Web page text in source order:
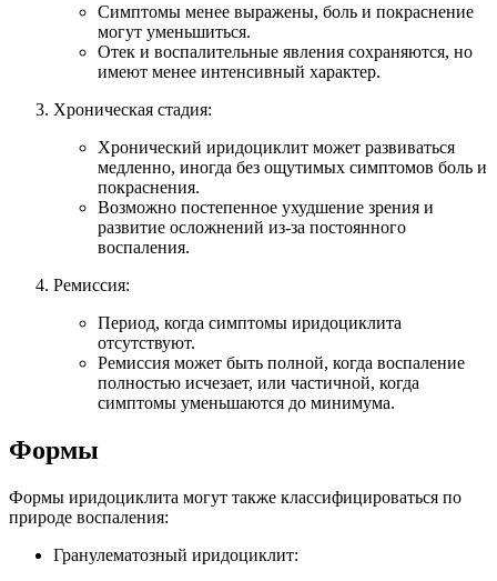
Симптомы менее выражены, боль и покраснение
могут уменьшиться.
Отек и воспалительные явления сохраняются, но
имеют менее интенсивный характер.
Хроническая стадия:
Хронический иридоциклит может развиваться
медленно, иногда без ощутимых симптомов боль и
покраснения.
Возможно постепенное ухудшение зрения и
развитие осложнений из-за постоянного
воспаления.
Ремиссия:
Период, когда симптомы иридоциклита
отсутствуют.
Ремиссия может быть полной, когда воспаление
полностью исчезает, или частичной, когда
симптомы уменьшаются до минимума.
Формы
Формы иридоциклита могут также классифицироваться по
природе воспаления:
Гранулематозный иридоциклит: